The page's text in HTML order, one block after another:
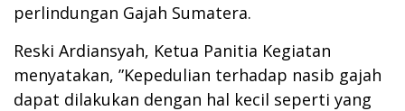
perlindungan Gajah Sumatera.
Reski Ardiansyah, Ketua Panitia Kegiatan
menyatakan, ”Kepedulian terhadap nasib gajah
dapat dilakukan dengan hal kecil seperti yang